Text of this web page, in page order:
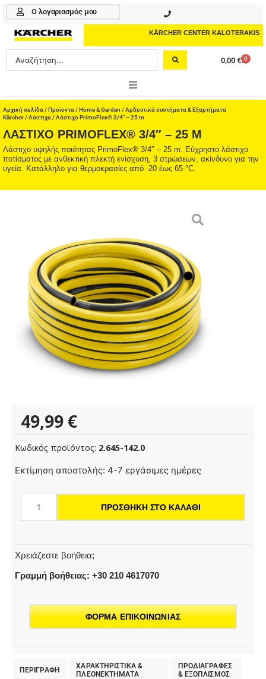
Μετάβαση
περιεχόμενο
Ο λογαριασμός μου
KÄRCHER CENTER KALOTERAKIS
Search
...
0,00 € 0
Cart
ONLINE SHOP
HOME & GARDEN
PROFESSIONAL
Αρχική σελίδα /Προϊοντα /Home & Garden /Αρδευτικά συστήματα & Εξαρτήματα
Kärcher/Λάστιχα / Λάστιχο PrimoFlex® 3/4″ – 25 m
ΛΆΣΤΙΧΟ PRIMOFLEX® 3/4″ – 25 M
Λάστιχο υψηλής ποιότητας PrimoFlex® 3/4″ – 25 m. Εύχρηστο λάστιχο
ποτίσματος με ανθεκτική πλεκτή ενίσχυση, 3 στρώσεων, ακίνδυνο για την
υγεία. Κατάλληλο για θερμοκρασίες από -20 έως 65 °C.
49,99 €
Κωδικός προϊόντος: 2.645-142.0
Εκτίμηση αποστολής: 4-7 εργάσιμες ημέρες
Λάστιχο
ποσότητα
ΠΡΟΣΘΉΚΗ ΣΤΟ ΚΑΛΆΘΙ
Χρειάζεστε βοήθεια;
Γραμμή βοήθειας: +30 210 4617070
ΦΟΡΜΑ ΕΠΙΚΟΙΝΩΝΙΑΣ
ΠΕΡΙΓΡΑΦΗ
ΧΑΡΑΚΤΗΡΙΣΤΙΚΑ &
ΠΛΕΟΝΕΚΤΗΜΑΤΑ
ΠΡΟΔΙΑΓΡΑΦΕΣ
& EΞΟΠΛΙΣΜΟΣ